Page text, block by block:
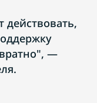
действовать,
—